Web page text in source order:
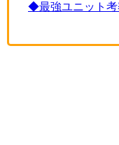
◆最強ユニット考